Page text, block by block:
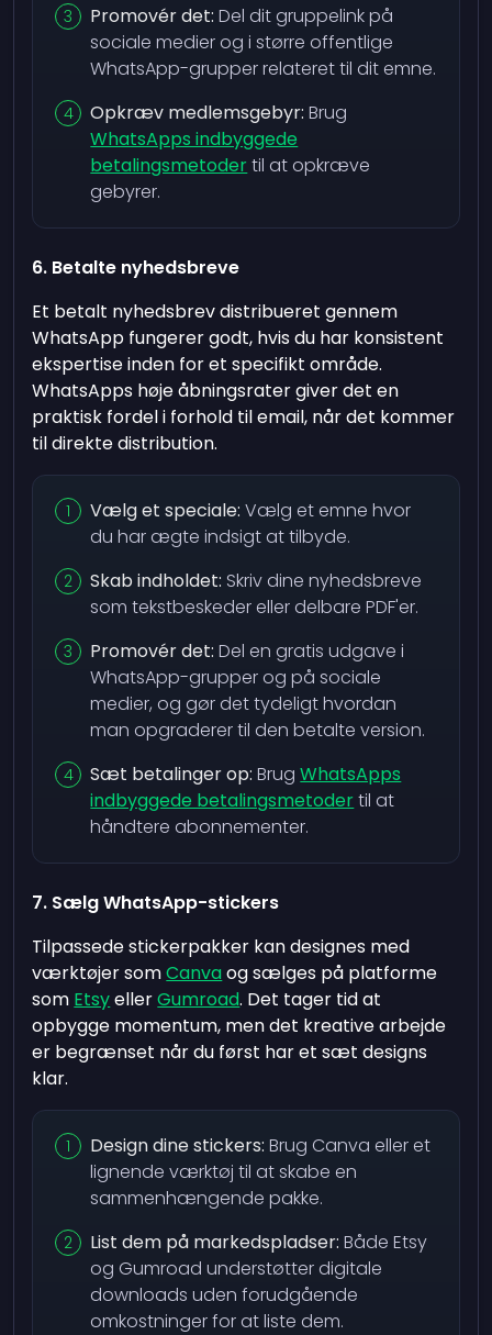
Promovér det: Del dit gruppelink på
sociale medier og i større offentlige
WhatsApp-grupper relateret til dit emne.
Opkræv medlemsgebyr: Brug
WhatsApps indbyggede
betalingsmetodertil at opkræve
gebyrer.
6. Betalte nyhedsbreve
Et betalt nyhedsbrev distribueret gennem
WhatsApp fungerer godt, hvis du har konsistent
ekspertise inden for et specifikt område.
WhatsApps høje åbningsrater giver det en
praktisk fordel i forhold til email, når det kommer
til direkte distribution.
Vælg et speciale: Vælg et emne hvor
du har ægte indsigt at tilbyde.
Skab indholdet: Skriv dine nyhedsbreve
som tekstbeskeder eller delbare PDF'er.
Promovér det: Del en gratis udgave i
WhatsApp-grupper og på sociale
medier, og gør det tydeligt hvordan
man opgraderer til den betalte version.
Sæt betalinger op: BrugWhatsApps
indbyggede betalingsmetodertil at
håndtere abonnementer.
7. Sælg WhatsApp-stickers
Tilpassede stickerpakker kan designes med
værktøjer somCanvaog sælges på platforme
som EtsyellerGumroad. Det tager tid at
opbygge momentum, men det kreative arbejde
er begrænset når du først har et sæt designs
klar.
Design dine stickers: Brug Canva eller et
lignende værktøj til at skabe en
sammenhængende pakke.
List dem på markedspladser: Både Etsy
og Gumroad understøtter digitale
downloads uden forudgående
omkostninger for at liste dem.